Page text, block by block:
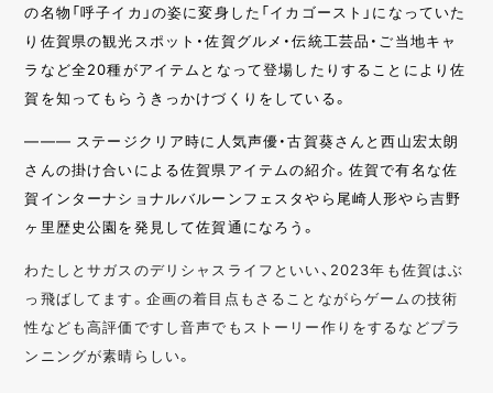
の名物「呼子イカ」の姿に変身した「イカゴースト」になっていた
り佐賀県の観光スポット・佐賀グルメ・伝統工芸品・ご当地キャ
ラなど全20種がアイテムとなって登場したりすることにより佐
賀を知ってもらうきっかけづくりをしている。
——— ステージクリア時に人気声優・古賀葵さんと西山宏太朗
さんの掛け合いによる佐賀県アイテムの紹介。佐賀で有名な佐
賀インターナショナルバルーンフェスタやら尾崎人形やら吉野
ヶ里歴史公園を発見して佐賀通になろう。
わたしとサガスのデリシャスライフといい、2023年も佐賀はぶ
っ飛ばしてます。企画の着目点もさることながらゲームの技術
性なども高評価ですし音声でもストーリー作りをするなどプラ
ンニングが素晴らしい。